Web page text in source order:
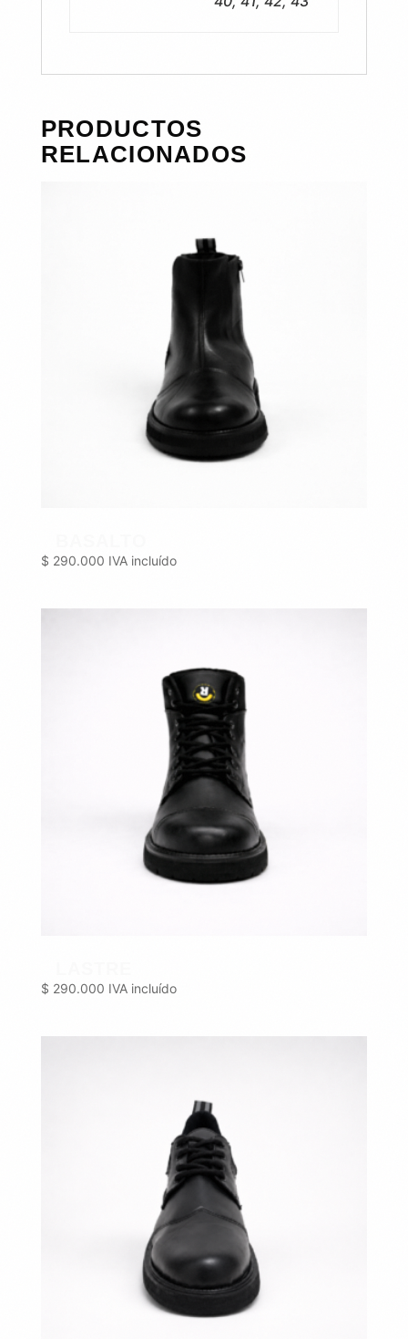
PRODUCTOS
RELACIONADOS
$ 290.000 IVA incluído
$ 290.000 IVA incluído